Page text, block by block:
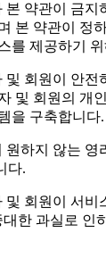
본 약관이 금지
본 약관이 정
를 제공하기
회원이 안전
및 회원의 개
을 구축합니다.
원하지 않는 영
다.
및 회원이 서비
대한 과실로 인